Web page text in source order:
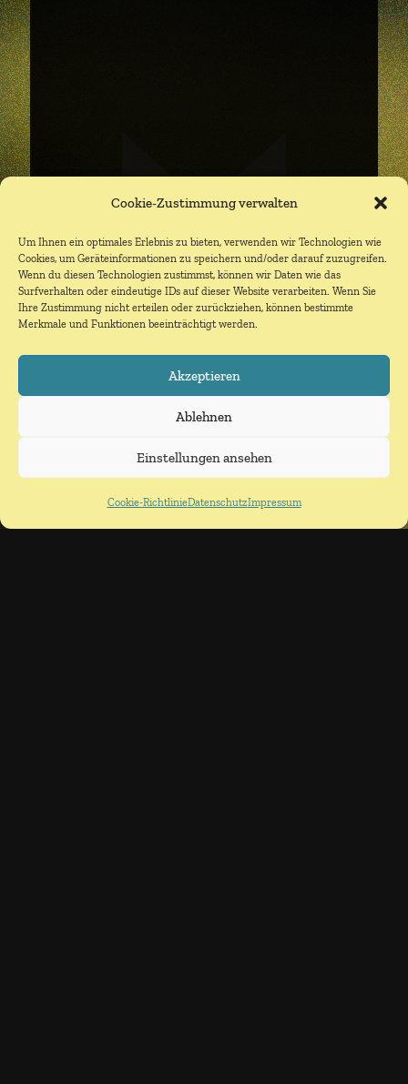
Cookie-Zustimmung verwalten
Um Ihnen ein optimales Erlebnis zu bieten, verwenden wir Technologien wie
Cookies, um Geräteinformationen zu speichern und/oder darauf zuzugreifen.
Wenn du diesen Technologien zustimmst, können wir Daten wie das
Surfverhalten oder eindeutige IDs auf dieser Website verarbeiten. Wenn Sie
Ihre Zustimmung nicht erteilen oder zurückziehen, können bestimmte
Merkmale und Funktionen beeinträchtigt werden.
Akzeptieren
Ablehnen
Einstellungen ansehen
Cookie-RichtlinieDatenschutzImpressum